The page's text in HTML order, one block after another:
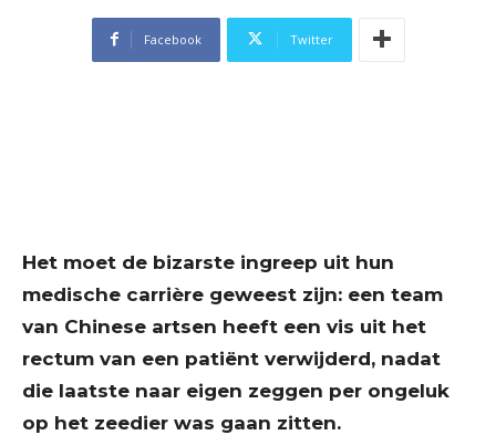
Facebook Twitter
Het moet de bizarste ingreep uit hun
medische carrière geweest zijn: een team
van Chinese artsen heeft een vis uit het
rectum van een patiënt verwijderd, nadat
die laatste naar eigen zeggen per ongeluk
op het zeedier was gaan zitten.